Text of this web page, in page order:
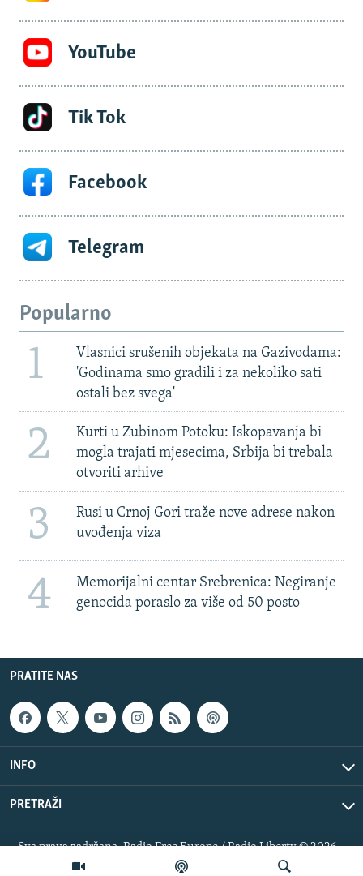
YouTube
Tik Tok
Facebook
Telegram
Popularno
1
Vlasnici srušenih objekata na Gazivodama:
'Godinama smo gradili i za nekoliko sati
ostali bez svega'
2
Kurti u Zubinom Potoku: Iskopavanja bi
mogla trajati mjesecima, Srbija bi trebala
otvoriti arhive
3
Rusi u Crnoj Gori traže nove adrese nakon
uvođenja viza
4
Memorijalni centar Srebrenica: Negiranje
genocida poraslo za više od 50 posto
PRATITE NAS
INFO
PRETRAŽI
Sva prava zadržana. Radio Free Europe / Radio Liberty © 2026
RFE/RL, Inc.